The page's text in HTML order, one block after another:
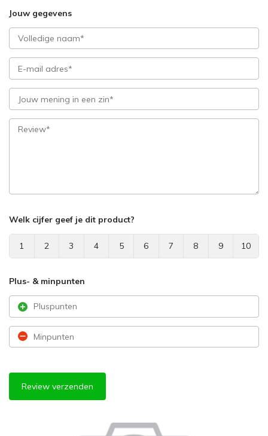
Jouw gegevens
Welk cijfer geef je dit product?
1 2 3 4 5 6 7 8 9 10
Plus- & minpunten
Review verzenden